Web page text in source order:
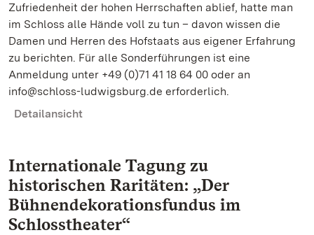
Zufriedenheit der hohen Herrschaften ablief, hatte man
im Schloss alle Hände voll zu tun – davon wissen die
Damen und Herren des Hofstaats aus eigener Erfahrung
zu berichten. Für alle Sonderführungen ist eine
Anmeldung unter +49 (0)71 41 18 64 00 oder an
info@schloss-ludwigsburg.de erforderlich.
Detailansicht
Internationale Tagung zu
historischen Raritäten: „Der
Bühnendekorationsfundus im
Schlosstheater“